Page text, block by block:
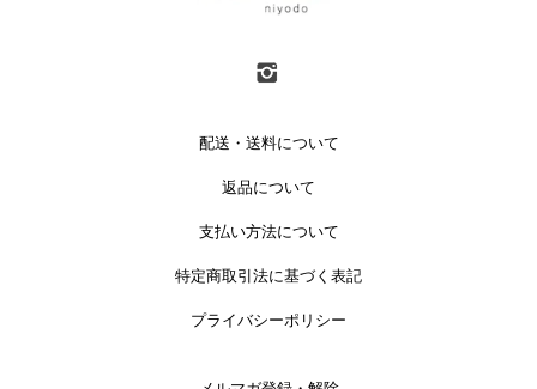
配送・送料について
返品について
支払い方法について
特定商取引法に基づく表記
プライバシーポリシー